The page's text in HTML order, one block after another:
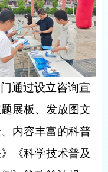
通过设立咨询宣
展板、发放图文
内容丰富的科普
《科学技术普及